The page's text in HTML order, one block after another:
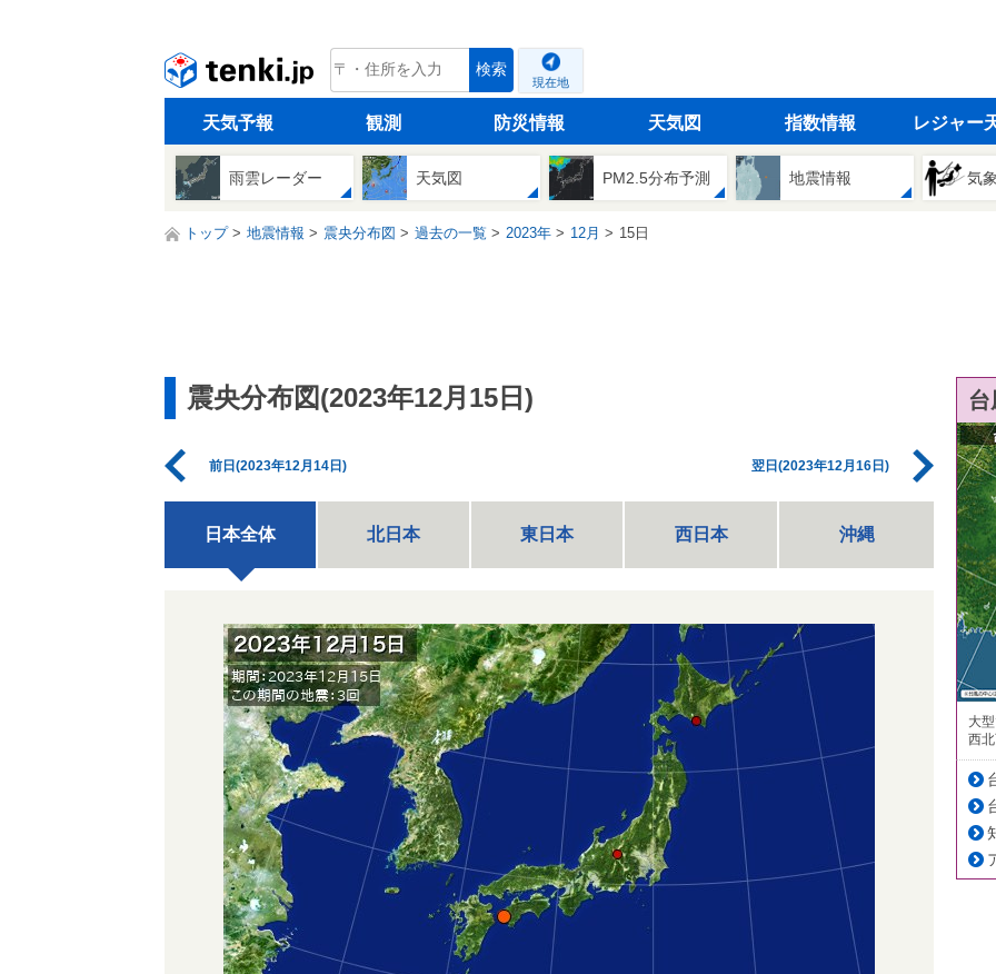
tenki.jp 検索
現在地
天気予報 観測 防災情報 天気図 指数情報 レジャー
雨雲レーダー 天気図 PM2.5分布予測 地震情報 気
トップ 地震情報 震央分布図 過去の一覧 2023年 12月 15日
震央分布図(2023年12月15日)
前日(2023年12月14日) 翌日(2023年12月16日)
日本全体 北日本 東日本 西日本 沖縄
大
西